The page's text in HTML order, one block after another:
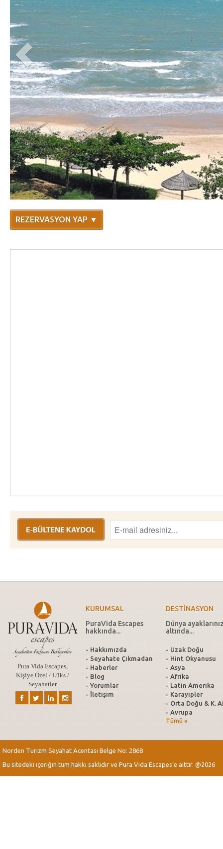
REZERVASYON YAP
Pura Vida Escapes,
Kişiye Özel / Lüks /
Seyahatler
KURUMSAL
PuraVida Escapes
hakkında...
- Hakkımızda
- Seyahate Çıkmadan
- Haberler
- Blog
- Yorumlar
- İletişim
DESTİNASYON
Dünya
altında...
- Uzak Doğu
- Hint Okyanusu
- Asya
- Afrika
- Latin Amerika
- Karayipler
- Orta Doğu & K.
- Avrupa
Tümü »
Norden Turizm Seyahat Acentası Belge No: 2868
Bu sitedeki içeriğin tüm hakkı saklıdır ve Pura Vida Escapes’e aittir. @2026